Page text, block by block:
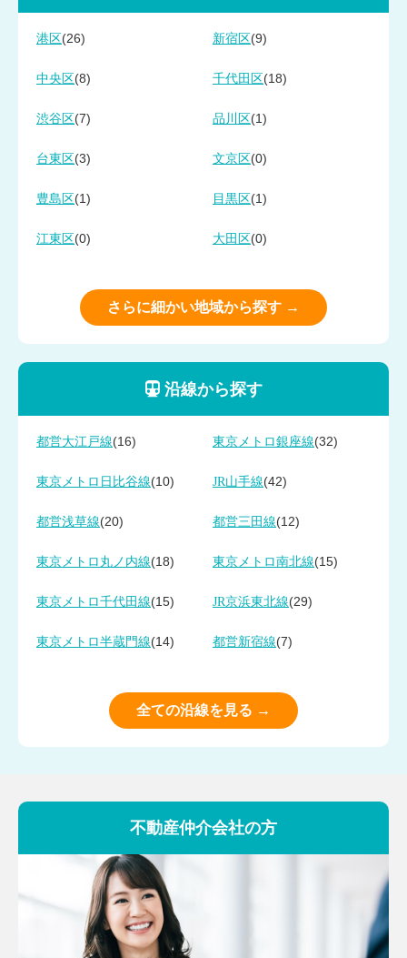
港区 (26) 新宿区 (9)
中央区 (8) 千代田区 (18)
渋谷区 (7) 品川区 (1)
台東区 (3) 文京区 (0)
豊島区 (1) 目黒区 (1)
江東区 (0) 大田区 (0)
さらに細かい地域から探す →
沿線から探す
都営大江戸線(16) 東京メトロ銀座線(32)
東京メトロ日比谷線(10) JR山手線(42)
都営浅草線(20) 都営三田線(12)
東京メトロ丸ノ内線(18) 東京メトロ南北線(15)
東京メトロ千代田線(15) JR京浜東北線(29)
東京メトロ半蔵門線(14) 都営新宿線(7)
全ての沿線を見る →
不動産仲介会社の方